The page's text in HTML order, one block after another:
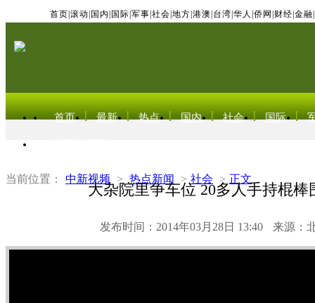
首页 滚动 国内 国际 军事 社会 地方 港澳 台湾 华人 侨网 财经 金融
首页 最新 热点 国内 社会 国际
当前位置： 中新视频 > 热点新闻 > 社会 > 正文
大杂院里争车位 20多人手持棍棒
发布时间：2014年03月28日 13:40 来源：